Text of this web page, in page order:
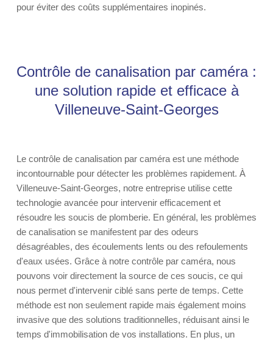
pour éviter des coûts supplémentaires inopinés.
Contrôle de canalisation par caméra :
une solution rapide et efficace à
Villeneuve-Saint-Georges
Le contrôle de canalisation par caméra est une méthode
incontournable pour détecter les problèmes rapidement. À
Villeneuve-Saint-Georges, notre entreprise utilise cette
technologie avancée pour intervenir efficacement et
résoudre les soucis de plomberie. En général, les problèmes
de canalisation se manifestent par des odeurs
désagréables, des écoulements lents ou des refoulements
d'eaux usées. Grâce à notre contrôle par caméra, nous
pouvons voir directement la source de ces soucis, ce qui
nous permet d'intervenir ciblé sans perte de temps. Cette
méthode est non seulement rapide mais également moins
invasive que des solutions traditionnelles, réduisant ainsi le
temps d'immobilisation de vos installations. En plus, un